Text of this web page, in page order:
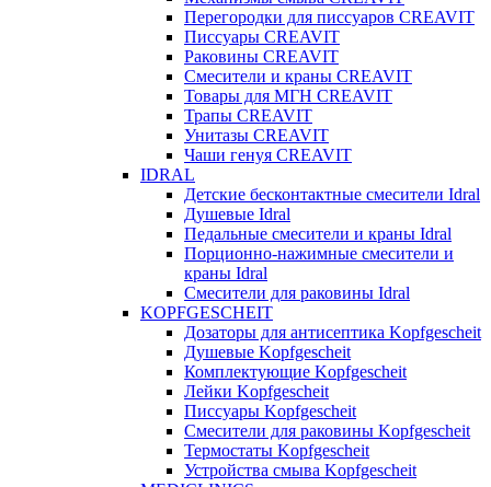
Перегородки для писсуаров CREAVIT
Писсуары CREAVIT
Раковины CREAVIT
Смесители и краны CREAVIT
Товары для МГН CREAVIT
Трапы CREAVIT
Унитазы CREAVIT
Чаши генуя CREAVIT
IDRAL
Детские бесконтактные смесители Idral
Душевые Idral
Педальные смесители и краны Idral
Порционно-нажимные смесители и
краны Idral
Смеcители для раковины Idral
KOPFGESCHEIT
Дозаторы для антисептика Kopfgescheit
Душевые Kopfgescheit
Комплектующие Kopfgescheit
Лейки Kopfgescheit
Писсуары Kopfgescheit
Смесители для раковины Kopfgescheit
Термостаты Kopfgescheit
Устройства смыва Kopfgescheit